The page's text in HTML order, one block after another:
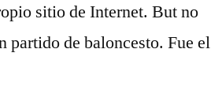
sitio de Internet. But no
partido de baloncesto. Fue el